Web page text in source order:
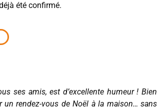
été confirmé.
ses amis, est d’excellente humeur ! Bien
rendez-vous de Noël à la maison… sans